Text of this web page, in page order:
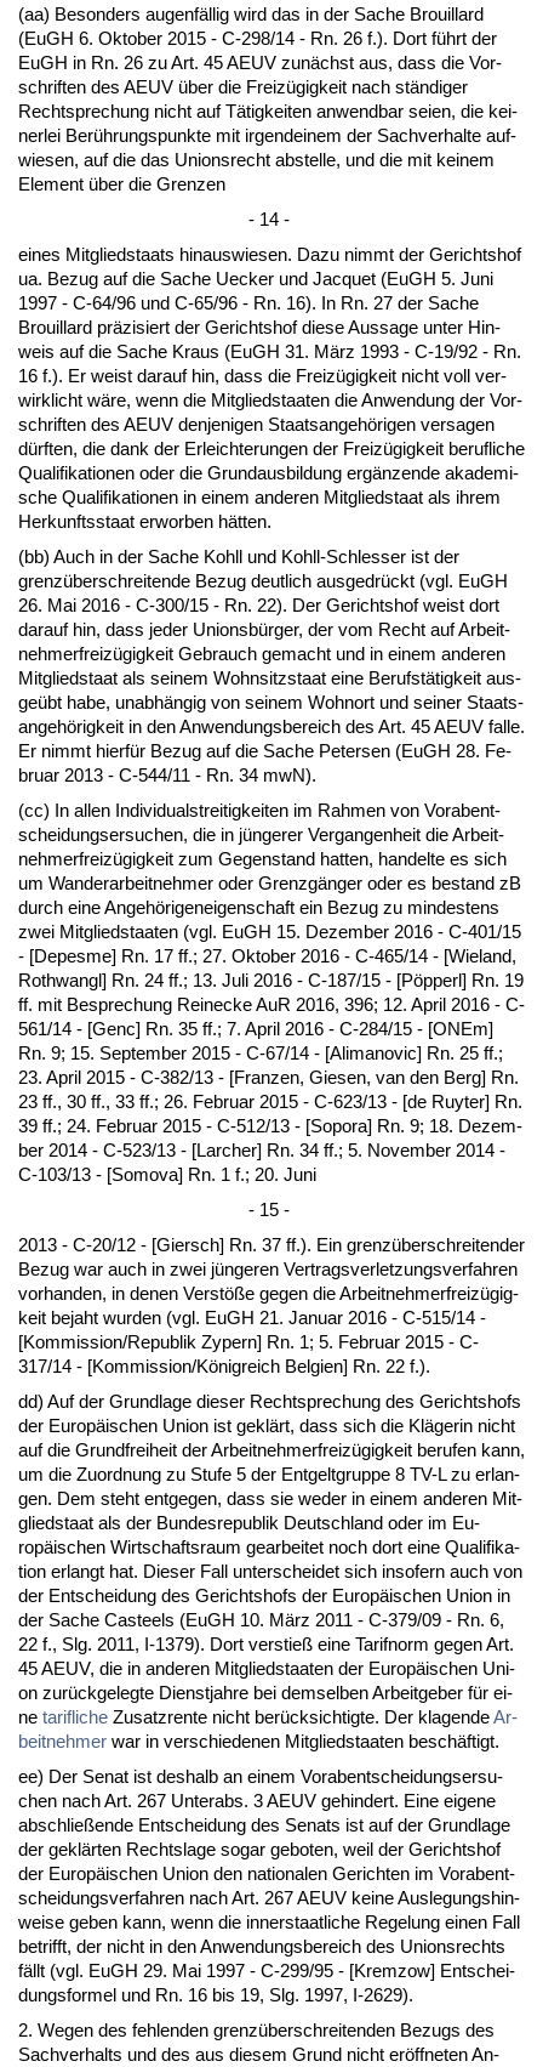
(aa) Be­son­ders au­genfällig wird das in der Sa­che Brouil­lard
(EuGH 6. Ok­to­ber 2015 - C-298/14 - Rn. 26 f.). Dort führt der
EuGH in Rn. 26 zu Art. 45 AEUV zunächst aus, dass die Vor­
schrif­ten des AEUV über die Freizügig­keit nach ständi­ger
Recht­spre­chung nicht auf Tätig­kei­ten an­wend­bar sei­en, die kei­
ner­lei Berührungs­punk­te mit ir­gend­ei­nem der Sach­ver­hal­te auf­
wie­sen, auf die das Uni­ons­recht ab­stel­le, und die mit kei­nem
Ele­ment über die Gren­zen
- 14 -
ei­nes Mit­glied­staats hin­aus­wie­sen. Da­zu nimmt der Ge­richts­hof
ua. Be­zug auf die Sa­che Uecker und Jac­quet (EuGH 5. Ju­ni
1997 - C-64/96 und C-65/96 - Rn. 16). In Rn. 27 der Sa­che
Brouil­lard präzi­siert der Ge­richts­hof die­se Aus­sa­ge un­ter Hin­
weis auf die Sa­che Kraus (EuGH 31. März 1993 - C-19/92 - Rn.
16 f.). Er weist dar­auf hin, dass die Freizügig­keit nicht voll ver­
wirk­licht wäre, wenn die Mit­glied­staa­ten die An­wen­dung der Vor­
schrif­ten des AEUV den­je­ni­gen Staats­an­gehöri­gen ver­sa­gen
dürf­ten, die dank der Er­leich­te­run­gen der Freizügig­keit be­ruf­li­che
Qua­li­fi­ka­tio­nen oder die Grund­aus­bil­dung ergänzen­de aka­de­mi­
sche Qua­li­fi­ka­tio­nen in ei­nem an­de­ren Mit­glied­staat als ih­rem
Her­kunfts­staat er­wor­ben hätten.
(bb) Auch in der Sa­che Kohll und Kohll-Sch­les­ser ist der
grenzüber­schrei­ten­de Be­zug deut­lich aus­ge­drückt (vgl. EuGH
26. Mai 2016 - C-300/15 - Rn. 22). Der Ge­richts­hof weist dort
dar­auf hin, dass je­der Uni­onsbürger, der vom Recht auf Ar­beit­
neh­mer­freizügig­keit Ge­brauch ge­macht und in ei­nem an­de­ren
Mit­glied­staat als sei­nem Wohn­sitz­staat ei­ne Be­rufstätig­keit aus­
geübt ha­be, un­abhängig von sei­nem Wohn­ort und sei­ner Staats­
an­gehörig­keit in den An­wen­dungs­be­reich des Art. 45 AEUV fal­le.
Er nimmt hierfür Be­zug auf die Sa­che Pe­ter­sen (EuGH 28. Fe­
bru­ar 2013 - C-544/11 - Rn. 34 mwN).
(cc) In al­len In­di­vi­du­al­strei­tig­kei­ten im Rah­men von Vor­ab­ent­
schei­dungs­er­su­chen, die in jünge­rer Ver­gan­gen­heit die Ar­beit­
neh­mer­freizügig­keit zum Ge­gen­stand hat­ten, han­del­te es sich
um Wan­der­ar­beit­neh­mer oder Grenzgänger oder es be­stand zB
durch ei­ne An­gehörigen­ei­gen­schaft ein Be­zug zu min­des­tens
zwei Mit­glied­staa­ten (vgl. EuGH 15. De­zem­ber 2016 - C-401/15
- [De­pes­me] Rn. 17 ff.; 27. Ok­to­ber 2016 - C-465/14 - [Wie­land,
Ro­thwangl] Rn. 24 ff.; 13. Ju­li 2016 - C-187/15 - [Pöpperl] Rn. 19
ff. mit Be­spre­chung Rei­ne­cke AuR 2016, 396; 12. April 2016 - C-
561/14 - [Genc] Rn. 35 ff.; 7. April 2016 - C-284/15 - [ONEm]
Rn. 9; 15. Sep­tem­ber 2015 - C-67/14 - [Ali­ma­no­vic] Rn. 25 ff.;
23. April 2015 - C-382/13 - [Fran­zen, Gie­sen, van den Berg] Rn.
23 ff., 30 ff., 33 ff.; 26. Fe­bru­ar 2015 - C-623/13 - [de Ruy­ter] Rn.
39 ff.; 24. Fe­bru­ar 2015 - C-512/13 - [So­po­ra] Rn. 9; 18. De­zem­
ber 2014 - C-523/13 - [Lar­cher] Rn. 34 ff.; 5. No­vem­ber 2014 -
C-103/13 - [So­mo­va] Rn. 1 f.; 20. Ju­ni
- 15 -
2013 - C-20/12 - [Giersch] Rn. 37 ff.). Ein grenzüber­schrei­ten­der
Be­zug war auch in zwei jünge­ren Ver­trags­ver­let­zungs­ver­fah­ren
vor­han­den, in de­nen Verstöße ge­gen die Ar­beit­neh­mer­freizügig­
keit be­jaht wur­den (vgl. EuGH 21. Ja­nu­ar 2016 - C-515/14 -
[Kom­mis­si­on/Re­pu­blik Zy­pern] Rn. 1; 5. Fe­bru­ar 2015 - C-
317/14 - [Kom­mis­si­on/König­reich Bel­gi­en] Rn. 22 f.).
dd) Auf der Grund­la­ge die­ser Recht­spre­chung des Ge­richts­hofs
der Eu­ropäischen Uni­on ist geklärt, dass sich die Kläge­rin nicht
auf die Grund­frei­heit der Ar­beit­neh­mer­freizügig­keit be­ru­fen kann,
um die Zu­ord­nung zu Stu­fe 5 der Ent­gelt­grup­pe 8 TV-L zu er­lan­
gen. Dem steht ent­ge­gen, dass sie we­der in ei­nem an­de­ren Mit­
glied­staat als der Bun­des­re­pu­blik Deutsch­land oder im Eu­
ropäischen Wirt­schafts­raum ge­ar­bei­tet noch dort ei­ne Qua­li­fi­ka­
ti­on er­langt hat. Die­ser Fall un­ter­schei­det sich in­so­fern auch von
der Ent­schei­dung des Ge­richts­hofs der Eu­ropäischen Uni­on in
der Sa­che Cas­teels (EuGH 10. März 2011 - C-379/09 - Rn. 6,
22 f., Slg. 2011, I-1379). Dort ver­stieß ei­ne Ta­rif­norm ge­gen Art.
45 AEUV, die in an­de­ren Mit­glied­staa­ten der Eu­ropäischen Uni­
on zurück­ge­leg­te Dienst­jah­re bei dem­sel­ben Ar­beit­ge­ber für ei­
ne ta­rif­li­che Zu­satz­ren­te nicht berück­sich­tig­te. Der kla­gen­deAr­
beit­neh­mer war in ver­schie­de­nen Mit­glied­staa­ten beschäftigt.
ee) Der Se­nat ist des­halb an ei­nem Vor­ab­ent­schei­dungs­er­su­
chen nach Art. 267 Un­terabs. 3 AEUV ge­hin­dert. Ei­ne ei­ge­ne
ab­sch­ließen­de Ent­schei­dung des Se­nats ist auf der Grund­la­ge
der geklärten Rechts­la­ge so­gar ge­bo­ten, weil der Ge­richts­hof
der Eu­ropäischen Uni­on den na­tio­na­len Ge­rich­ten im Vor­ab­ent­
schei­dungs­ver­fah­ren nach Art. 267 AEUV kei­ne Aus­le­gungs­hin­
wei­se ge­ben kann, wenn die in­ner­staat­li­che Re­ge­lung ei­nen Fall
be­trifft, der nicht in den An­wen­dungs­be­reich des Uni­ons­rechts
fällt (vgl. EuGH 29. Mai 1997 - C-299/95 - [Krem­zow] Ent­schei­
dungs­for­mel und Rn. 16 bis 19, Slg. 1997, I-2629).
2. We­gen des feh­len­den grenzüber­schrei­ten­den Be­zugs des
Sach­ver­halts und des aus die­sem Grund nicht eröff­ne­ten An­